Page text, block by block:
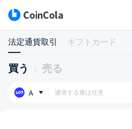
法定通貨取引 ギフトカード
買う 売る
A